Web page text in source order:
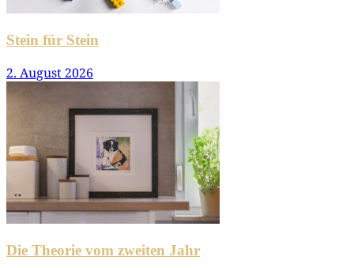
Stein für Stein
2. August 2026
Die Theorie vom zweiten Jahr